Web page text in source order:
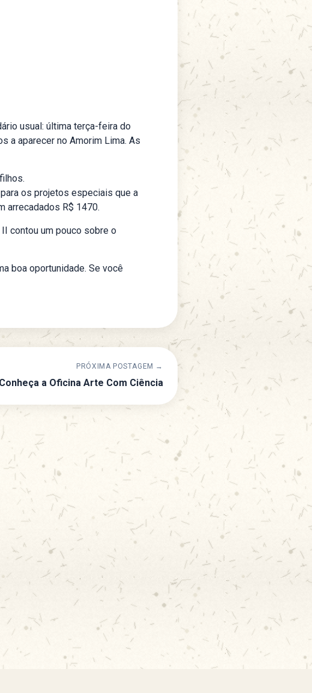
usual: última terça-feira do
a aparecer no Amorim Lima. As
os projetos especiais que a
arrecadados R$ 1470.
contou um pouco sobre o
boa oportunidade. Se você
PRÓXIMA POSTAGEM →
Conheça a Oficina Arte Com Ciência